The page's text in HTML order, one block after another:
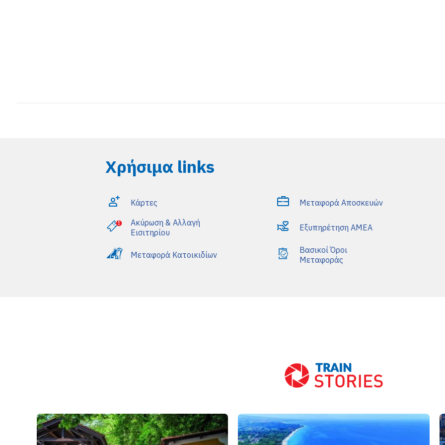
Χρήσιμα links
Κάρτες Μεταφορά Αποσκευών
Ακύρωση & Αλλαγή
Εισιτηρίου
Εξυπηρέτηση AMEA
Μεταφορά Κατοικιδίων
Βασικοί Όροι
Μεταφοράς